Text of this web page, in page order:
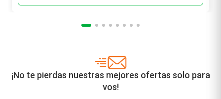
¡No te pierdas nuestras mejores ofertas solo para
vos!